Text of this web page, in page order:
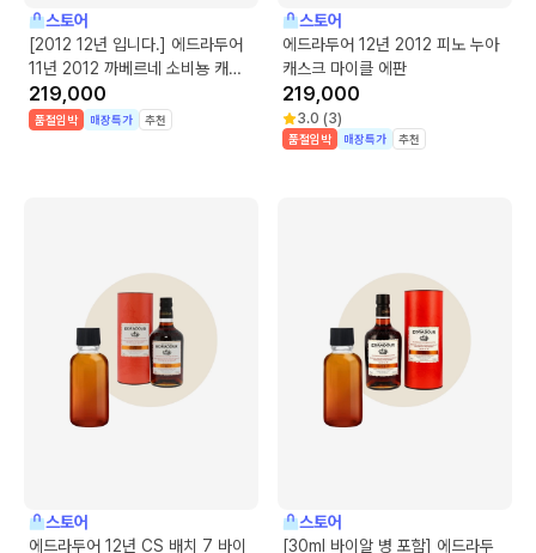
스토어
[2012 12년 입니다.] 에드라두어
11년 2012 까베르네 소비뇽 캐스
크 마이클 에판
219,000
품절임박 매장특가 추천
스토어
에드라두어 12년 2012 피노 누아
캐스크 마이클 에판
219,000
3.0 (3)
품절임박 매장특가 추천
스토어
에드라두어 12년 CS 배치 7 바이
스토어
[30ml 바이알 병 포함] 에드라두